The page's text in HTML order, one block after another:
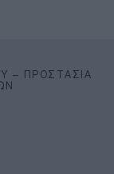
– ΠΡΟΣΤΑΣΊΑ